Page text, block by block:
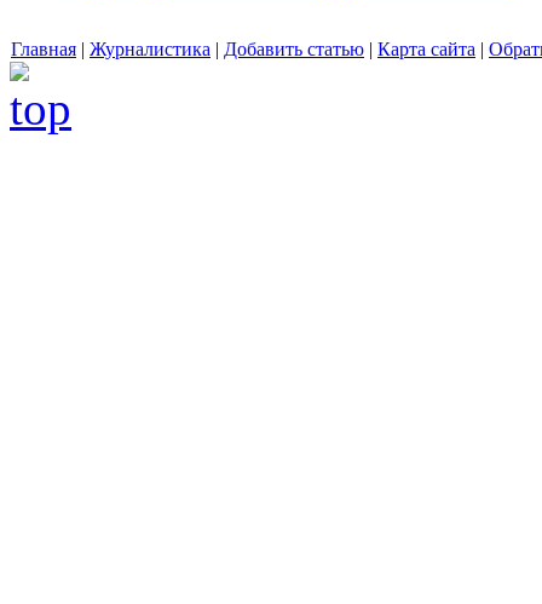
Главная | Журналистика | Добавить статью | Карта сайта |